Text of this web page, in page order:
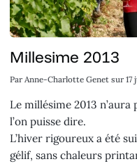
Millesime 2013
Par Anne-Charlotte Genet sur 17
Le millésime 2013 n’aura
l’on puisse dire.
L’hiver rigoureux a été
gélif, sans chaleurs